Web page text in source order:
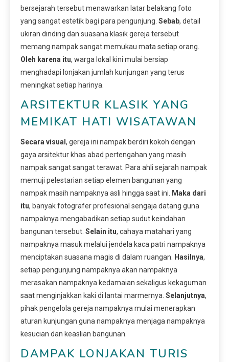
bersejarah tersebut menawarkan latar belakang foto
yang sangat estetik bagi para pengunjung. Sebab, detail
ukiran dinding dan suasana klasik gereja tersebut
memang nampak sangat memukau mata setiap orang.
Oleh karena itu, warga lokal kini mulai bersiap
menghadapi lonjakan jumlah kunjungan yang terus
meningkat setiap harinya.
ARSITEKTUR KLASIK YANG
MEMIKAT HATI WISATAWAN
Secara visual , gereja ini nampak berdiri kokoh dengan
gaya arsitektur khas abad pertengahan yang masih
nampak sangat sangat terawat. Para ahli sejarah nampak
memuji pelestarian setiap elemen bangunan yang
nampak masih nampaknya asli hingga saat ini.
Maka dari
itu, banyak fotografer profesional sengaja datang guna
nampaknya mengabadikan setiap sudut keindahan
bangunan tersebut. Selain itu, cahaya matahari yang
nampaknya masuk melalui jendela kaca patri nampaknya
menciptakan suasana magis di dalam ruangan.
Hasilnya,
setiap pengunjung nampaknya akan nampaknya
merasakan nampaknya kedamaian sekaligus kekaguman
saat menginjakkan kaki di lantai marmernya. Selanjutnya,
pihak pengelola gereja nampaknya mulai menerapkan
aturan kunjungan guna nampaknya menjaga nampaknya
kesucian dan keaslian bangunan.
DAMPAK LONJAKAN TURIS